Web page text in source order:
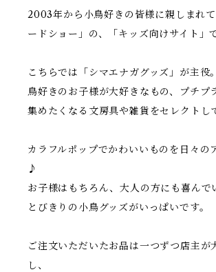
2003年から小鳥好きの皆様に親しまれ
ードショー」の、「キッズ向けサイト」で
こちらでは「シマエナガグッズ」が主役。
鳥好きのお子様が大好きなもの、プチプ
集めたくなる文房具や雑貨をセレクトし
カラフルポップでかわいいものを日々の
♪
お子様はもちろん、大人の方にも喜んで
とびきりの小鳥グッズがいっぱいです。
ご注文いただいたお品は一つずつ店主が
し、